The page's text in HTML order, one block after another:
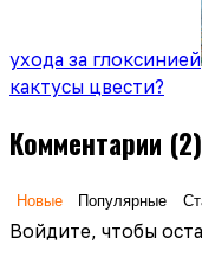
ухода за глоксинией
кактусы цвести?
Комментарии (2)
Новые Популярные
Войдите, чтобы